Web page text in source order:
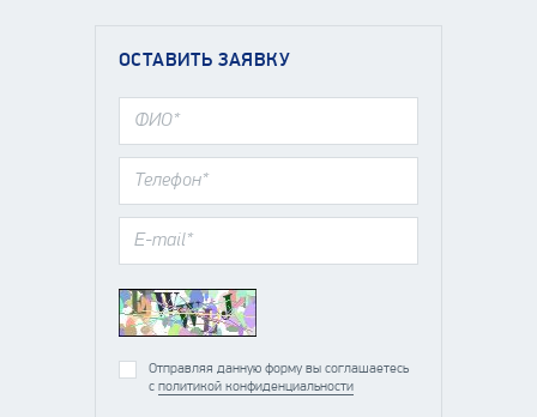
ОСТАВИТЬ ЗАЯВКУ
Отправляя данную форму вы соглашаетесь
с политикой конфиденциальности